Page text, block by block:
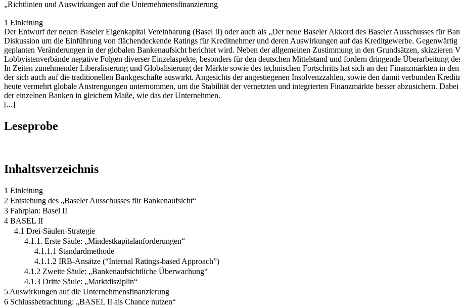
„Richtlinien und Auswirkungen auf die Unternehmensfinanzierung
1 Einleitung
Der Entwurf der neuen Baseler Eigenkapital Vereinbarung (Basel II) oder auch als „Der neue Baseler Akkord des Baseler Ausschusses für
Diskussion um die Einführung von flächendeckende Ratings für Kreditnehmer und deren Auswirkungen auf das Kreditgewerbe.
geplanten Veränderungen in der globalen Bankenaufsicht berichtet wird. Neben der allgemeinen Zustimmung in den Grundsätzen, skizzieren
Lobbyistenverbände negative Folgen diverser Einzelaspekte, besonders für den deutschen Mittelstand und fordern dringende Überarbeitung
In Zeiten zunehmender Liberalisierung und Globalisierung der Märkte sowie des technischen Fortschritts hat sich an den Finanzmärkten in
der sich auch auf die traditionellen Bankgeschäfte auswirkt. Angesichts der angestiegenen Insolvenzzahlen, sowie den damit verbunden
heute vermehrt globale Anstrengungen unternommen, um die Stabilität der vernetzten und integrierten Finanzmärkte besser abzusichern.
der einzelnen Banken in gleichem Maße, wie das der Unternehmen.
[...]
Leseprobe
Inhaltsverzeichnis
1 Einleitung
2 Entstehung des „Baseler Ausschusses für Bankenaufsicht“
3 Fahrplan: Basel II
4 BASEL II
4.1 Drei-Säulen-Strategie
4.1.1. Erste Säule: „Mindestkapitalanforderungen“
4.1.1.1 Standardmethode
4.1.1.2 IRB-Ansätze (“Internal Ratings-based Approach”)
4.1.2 Zweite Säule: „Bankenaufsichtliche Überwachung“
4.1.3 Dritte Säule: „Marktdisziplin“
5 Auswirkungen auf die Unternehmensfinanzierung
6 Schlussbetrachtung: „BASEL II als Chance nutzen“